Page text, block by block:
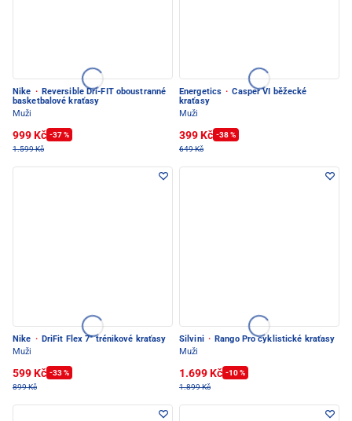
Nike · Reversible Dri-FIT oboustranné
basketbalové kraťasy
Muži
999 Kč -37 %
1.599 Kč
Energetics · Casper VI běžecké
kraťasy
Muži
399 Kč -38 %
649 Kč
Nike · DriFit Flex 7'' trénikové kraťasy
Muži
599 Kč -33 %
899 Kč
Silvini · Rango Pro cyklistické kraťasy
Muži
1.699 Kč -10 %
1.899 Kč